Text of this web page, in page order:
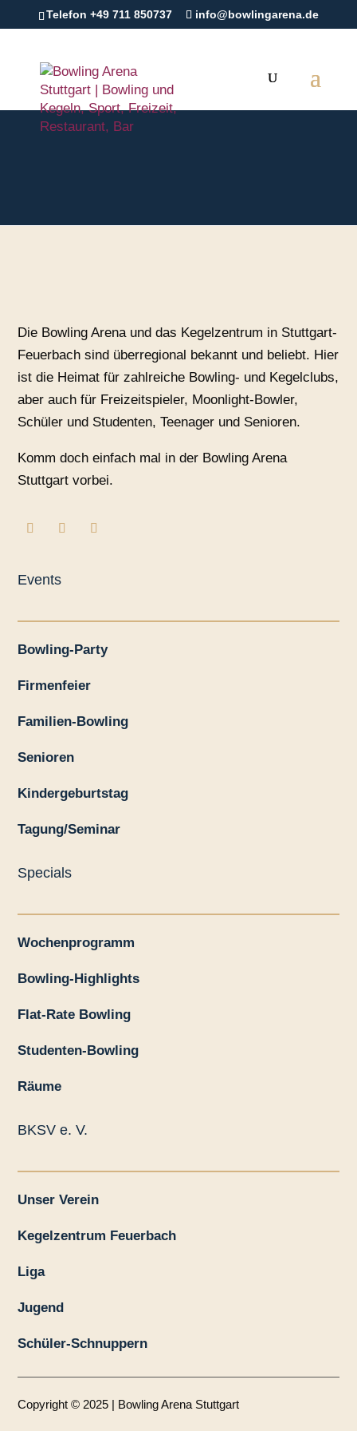
Telefon +49 711 850737 info@bowlingarena.de
Die Bowling Arena und das Kegelzentrum in Stuttgart-
Feuerbach sind überregional bekannt und beliebt. Hier
ist die Heimat für zahlreiche Bowling- und Kegelclubs,
aber auch für Freizeitspieler, Moonlight-Bowler,
Schüler und Studenten, Teenager und Senioren.
Komm doch einfach mal in der Bowling Arena
Stuttgart vorbei.
Events
Bowling-Party
Firmenfeier
Familien-Bowling
Senioren
Kindergeburtstag
Tagung/Seminar
Specials
Wochenprogramm
Bowling-Highlights
Flat-Rate Bowling
Studenten-Bowling
Räume
BKSV e. V.
Unser Verein
Kegelzentrum Feuerbach
Liga
Jugend
Schüler-Schnuppern
Copyright © 2025 | Bowling Arena Stuttgart